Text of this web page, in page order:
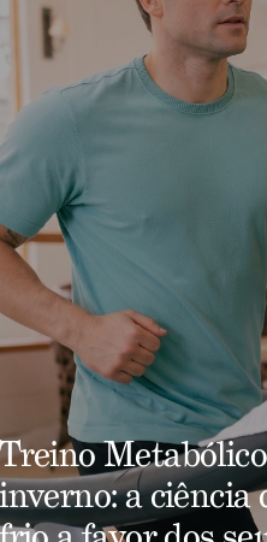
Treino
inverno: a ciência